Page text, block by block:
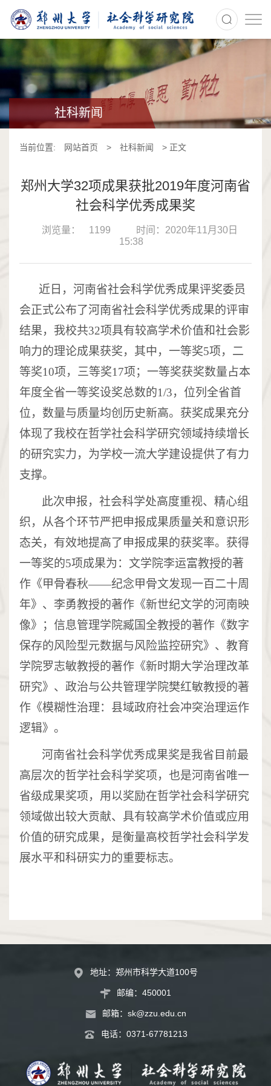
社科新闻
当前位置: 网站首页 > 社科新闻 > 正文
郑州大学32项成果获批2019年度河南省
社会科学优秀成果奖
浏览量： 1199
时间：2020年11月30日
15:38
近日， 河南省社会科学优秀成果评奖委员
会正式公布了河南省社会科学优秀成果的评审
结果，我校共32项具有较高学术价值和社会影
响力的理论成果获奖，其中，一等奖5项，二
等奖10项，三等奖17项；一等奖获奖数量占本
年度全省一等奖设奖总数的1/3，位列全省首
位， 数量与质量均创历史新高。获奖成果充分
体现了我校在哲学社会科学研究领域持续增长
的研究实力， 为学校一流大学建设提供了有力
支撑。
此次申报，社会科学处高度重视、精心组
织，从各个环节严把申报成果质量关和意识形
态关， 有效地提高了申报成果的获奖率。获得
一等奖的5项成果为： 文学院李运富教授的著
作《甲骨春秋——纪念甲骨文发现一百二十周
年》、李勇教授的著作《新世纪文学的河南映
像》
； 信息管理学院臧国全教授的著作《数字
保存的风险型元数据与风险监控研究》、 教育
学院罗志敏教授的著作《新时期大学治理改革
研究》、 政治与公共管理学院樊红敏教授的著
作《模糊性治理：县域政府社会冲突治理运作
逻辑》。
河南省社会科学优秀成果奖是我省目前最
高层次的哲学社会科学奖项， 也是河南省唯一
省级成果奖项， 用以奖励在哲学社会科学研究
领域做出较大贡献、具有较高学术价值或应用
价值的研究成果， 是衡量高校哲学社会科学发
展水平和科研实力的重要标志。
地址：郑州市科学大道100号
邮编：450001
邮箱： sk@zzu.edu.cn
电话： 0371-67781213